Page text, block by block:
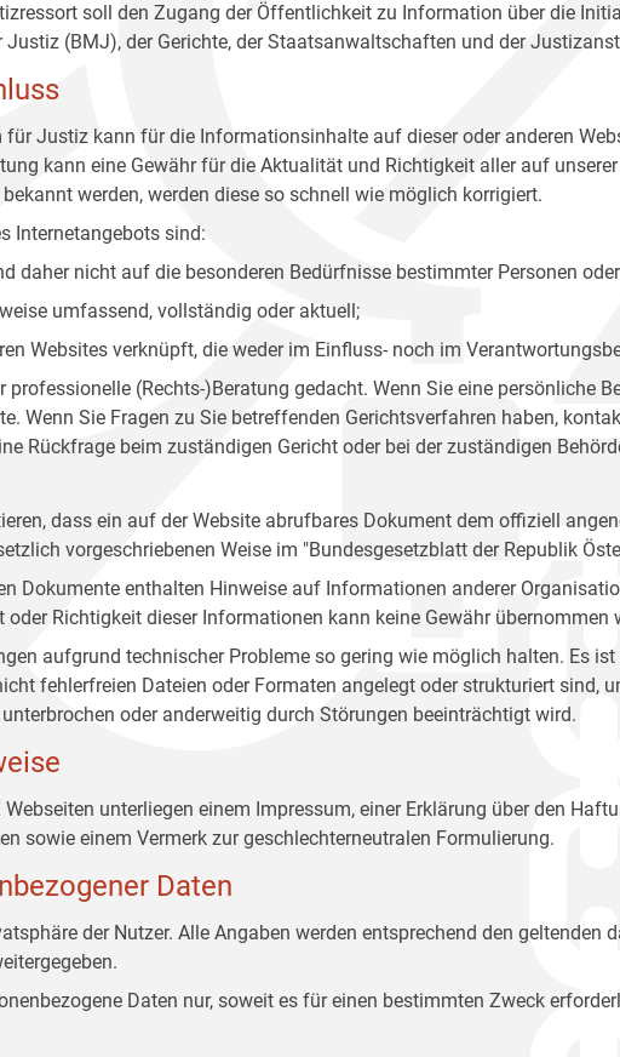
soll den Zugang der Öffentlichkeit zu Information über die
(BMJ), der Gerichte, der Staatsanwaltschaften und der
Justiz kann für die Informationsinhalte auf dieser oder anderen
kann eine Gewähr für die Aktualität und Richtigkeit aller auf
werden, werden diese so schnell wie möglich korrigiert.
Internetangebots sind:
daher nicht auf die besonderen Bedürfnisse bestimmter Personen
umfassend, vollständig oder aktuell;
Websites verknüpft, die weder im Einfluss- noch im
professionelle (Rechts-)Beratung gedacht. Wenn Sie eine persönliche
Wenn Sie Fragen zu Sie betreffenden Gerichtsverfahren haben,
Rückfrage beim zuständigen Gericht oder bei der zuständigen
dass ein auf der Website abrufbares Dokument dem offiziell
vorgeschriebenen Weise im "Bundesgesetzblatt der Republik
Dokumente enthalten Hinweise auf Informationen anderer
oder Richtigkeit dieser Informationen kann keine Gewähr übernommen
aufgrund technischer Probleme so gering wie möglich halten. Es
fehlerfreien Dateien oder Formaten angelegt oder strukturiert sind,
oder anderweitig durch Störungen beeinträchtigt wird.
unterliegen einem Impressum, einer Erklärung über den
sowie einem Vermerk zur geschlechterneutralen Formulierung.
Daten
der Nutzer. Alle Angaben werden entsprechend den
Daten nur, soweit es für einen bestimmten Zweck